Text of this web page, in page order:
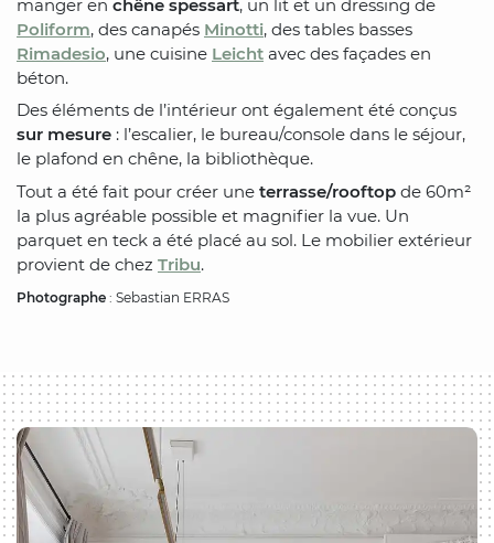
manger en chêne spessart, un lit et un dressing de
Poliform, des canapés Minotti, des tables basses
Rimadesio, une cuisine Leicht avec des façades en
béton.
Des éléments de l’intérieur ont également été conçus
sur mesure : l’escalier, le bureau/console dans le séjour,
le plafond en chêne, la bibliothèque.
Tout a été fait pour créer une terrasse/rooftop de 60m²
la plus agréable possible et magnifier la vue. Un
parquet en teck a été placé au sol. Le mobilier extérieur
provient de chez Tribu.
Photographe : Sebastian ERRAS